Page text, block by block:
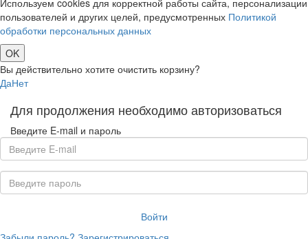
Используем cookies для корректной работы сайта, персонализации
пользователей и других целей, предусмотренных Политикой
обработки персональных данных
OK
Вы действительно хотите очистить корзину?
ДаНет
Для продолжения необходимо авторизоваться
Введите E-mail и пароль
Войти